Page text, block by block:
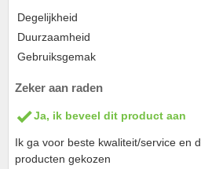
Degelijkheid
Duurzaamheid
Gebruiksgemak
Zeker aan raden
Ja, ik beveel dit product aan
Ik ga voor beste kwaliteit/service en
producten gekozen